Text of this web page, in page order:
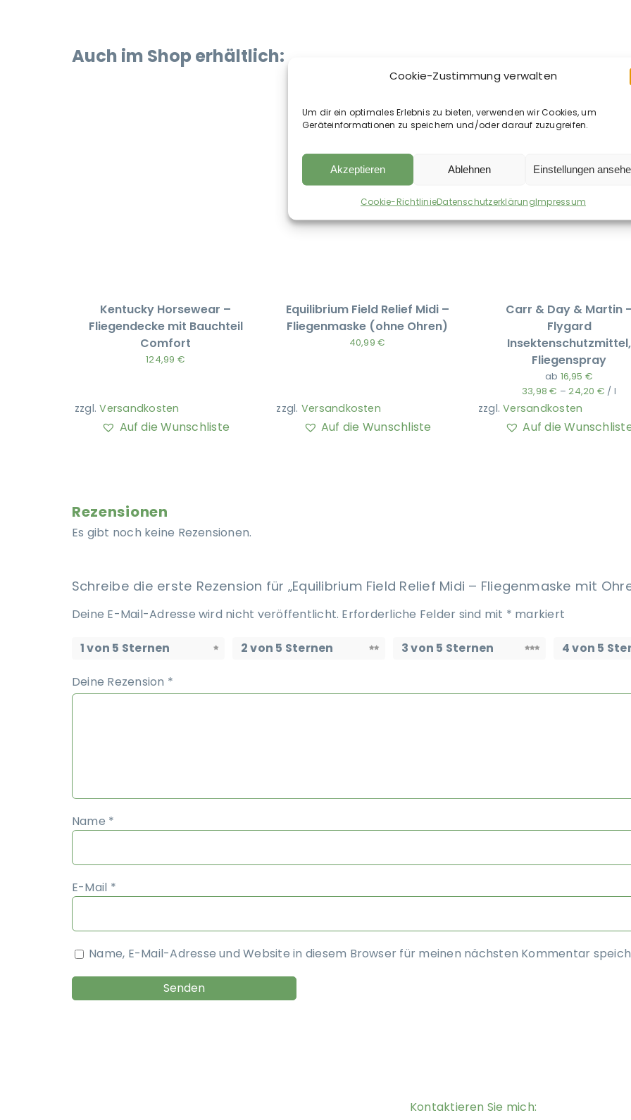
Cookie-Zustimmung verwalten
Um dir ein optimales Erlebnis zu bieten, verwenden wir Cookies, um
Geräteinformationen zu speichern und/oder darauf zuzugreifen.
Akzeptieren Ablehnen Einstellungen
Cookie-RichtlinieDatenschutzerklärungImpressum
Auch im Shop erhältlich:
Kentucky Horsewear –
Fliegendecke mit Bauchteil
Comfort
124,99 €
zzgl.Versandkosten
Auf die Wunschliste
Equilibrium Field Relief Midi –
Fliegenmaske (ohne Ohren)
40,99€
zzgl. Versandkosten
Auf die Wunschliste
Carr & Day & Martin
Flygard
Insektenschutzmittel,
Fliegenspray
ab 16,95 €
33,98€ –24,20 € / l
zzgl.Versandkosten
Auf die
Rezensionen
Es gibt noch keine Rezensionen.
Schreibe die erste Rezension für „Equilibrium Field Relief Midi – Fliegenmaske mit
Deine E-Mail-Adresse wird nicht veröffentlicht. Erforderliche Felder sind mit * markiert
1 von 5 Sternen 2 von 5 Sternen 3 von 5 Sternen 4 von 5
Deine Rezension *
Name *
E-Mail *
Name, E-Mail-Adresse und Website in diesem Browser für meinen nächsten Kommentar
Kontaktieren Sie mich: